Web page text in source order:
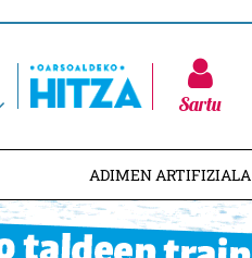
Sartu
ADIMEN ARTIFIZIALA